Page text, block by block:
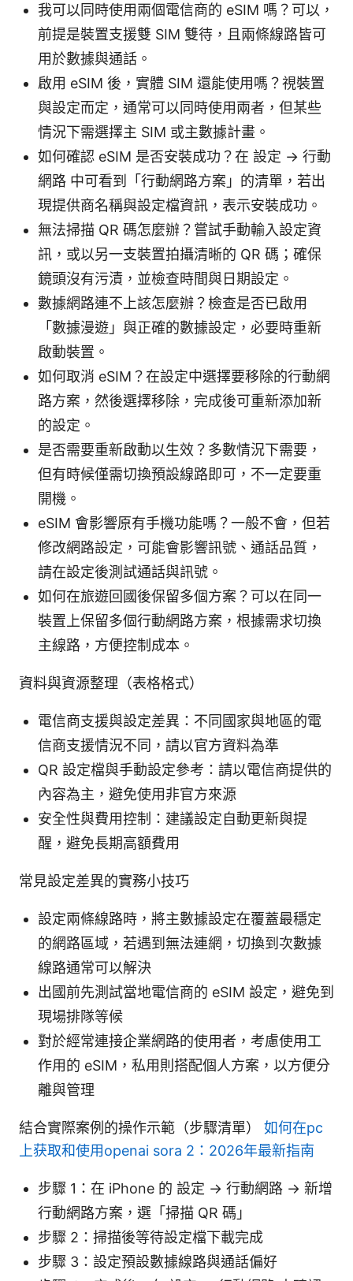
我可以同時使用兩個電信商的 eSIM 嗎？可以，
前提是裝置支援雙 SIM 雙待，且兩條線路皆可
用於數據與通話。
啟用 eSIM 後，實體 SIM 還能使用嗎？視裝置
與設定而定，通常可以同時使用兩者，但某些
情況下需選擇主 SIM 或主數據計畫。
如何確認 eSIM 是否安裝成功？在 設定 -> 行動
網路 中可看到「行動網路方案」的清單，若出
現提供商名稱與設定檔資訊，表示安裝成功。
無法掃描 QR 碼怎麼辦？嘗試手動輸入設定資
訊，或以另一支裝置拍攝清晰的 QR 碼；確保
鏡頭沒有污漬，並檢查時間與日期設定。
數據網路連不上該怎麼辦？檢查是否已啟用
「數據漫遊」與正確的數據設定，必要時重新
啟動裝置。
如何取消 eSIM？在設定中選擇要移除的行動網
路方案，然後選擇移除，完成後可重新添加新
的設定。
是否需要重新啟動以生效？多數情況下需要，
但有時候僅需切換預設線路即可，不一定要重
開機。
eSIM 會影響原有手機功能嗎？一般不會，但若
修改網路設定，可能會影響訊號、通話品質，
請在設定後測試通話與訊號。
如何在旅遊回國後保留多個方案？可以在同一
裝置上保留多個行動網路方案，根據需求切換
主線路，方便控制成本。
資料與資源整理（表格格式）
電信商支援與設定差異：不同國家與地區的電
信商支援情況不同，請以官方資料為準
QR 設定檔與手動設定參考：請以電信商提供的
內容為主，避免使用非官方來源
安全性與費用控制：建議設定自動更新與提
醒，避免長期高額費用
常見設定差異的實務小技巧
設定兩條線路時，將主數據設定在覆蓋最穩定
的網路區域，若遇到無法連網，切換到次數據
線路通常可以解決
出國前先測試當地電信商的 eSIM 設定，避免到
現場排隊等候
對於經常連接企業網路的使用者，考慮使用工
作用的 eSIM，私用則搭配個人方案，以方便分
離與管理
結合實際案例的操作示範（步驟清單） 如何在pc
上获取和使用openai sora 2：2026年最新指南
步驟 1：在 iPhone 的 設定 -> 行動網路 -> 新增
行動網路方案，選「掃描 QR 碼」
步驟 2：掃描後等待設定檔下載完成
步驟 3：設定預設數據線路與通話偏好